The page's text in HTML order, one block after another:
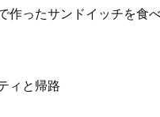
作ったサンドイッチを食
ィと帰路